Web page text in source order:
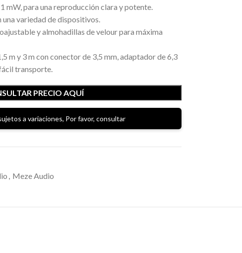
mW, para una reproducción clara y potente.
variedad de dispositivos.
y almohadillas de velour para máxima
m y 3 m con conector de 3,5 mm, adaptador de 6,3
transporte.
PRECIO AQUÍ
a variaciones, Por favor, consultar
, Meze Audio